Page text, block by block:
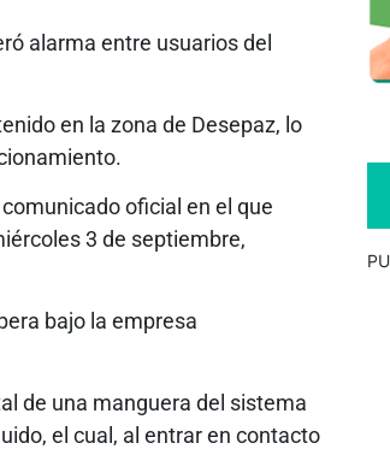
alarma entre usuarios del
en la zona de Desepaz, lo
oficial en el que
3 de septiembre,
bajo la empresa
de una manguera del sistema
el cual, al entrar en contacto